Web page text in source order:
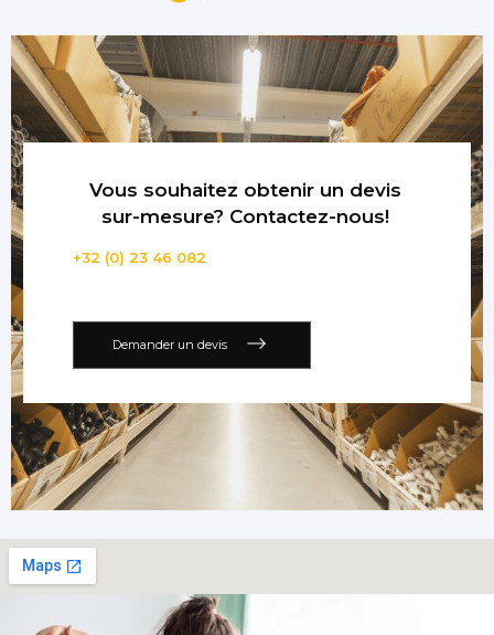
Vous souhaitez obtenir un devis
sur-mesure? Contactez-nous!
+32 (0) 23 46 082
Demander un devis